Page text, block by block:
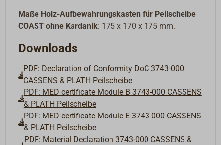
Maße Holz-Aufbewahrungskasten für Peilscheibe
COAST ohne Kardanik: 175 x 170 x 175 mm.
Downloads
PDF: Declaration of Conformity DoC 3743-000
CASSENS & PLATH Peilscheibe
PDF: MED certificate Module B 3743-000 CASSENS
& PLATH Peilscheibe
PDF: MED certificate Module E 3743-000 CASSENS
& PLATH Peilscheibe
PDF: Material Declaration 3743-000 CASSENS &